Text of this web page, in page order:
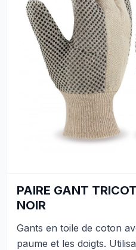
PAIRE GANT
NOIR
Gants en toile de coton
paume et les doigts.